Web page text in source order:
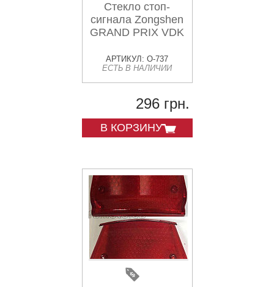
Стекло стоп-
сигнала Zongshen
GRAND PRIX VDK
АРТИКУЛ: O-737
ЕСТЬ В НАЛИЧИИ
296 грн.
В КОРЗИНУ